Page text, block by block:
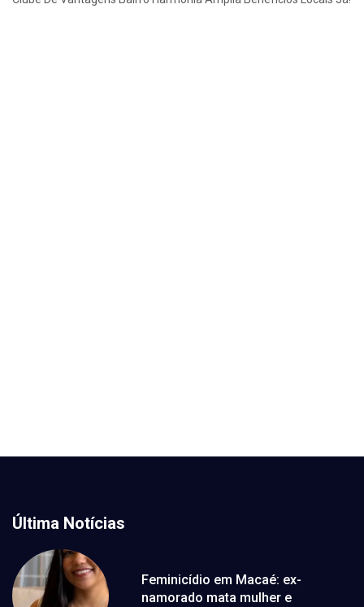
Última Notícias
Feminicídio em Macaé: ex-
namorado mata mulher e